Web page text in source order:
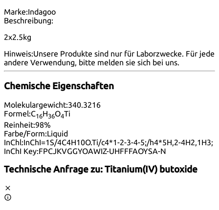
Marke:Indagoo
Beschreibung:
2x2.5kg
Hinweis:Unsere Produkte sind nur für Laborzwecke. Für jede
andere Verwendung, bitte melden sie sich bei uns.
Chemische Eigenschaften
Molekulargewicht:340.3216
Formel:C16H36O4Ti
Reinheit:98%
Farbe/Form:Liquid
InChl:InChI=1S/4C4H10O.Ti/c4*1-2-3-4-5;/h4*5H,2-4H2,1H3;
InChI Key:FPCJKVGGYOAWIZ-UHFFFAOYSA-N
Technische Anfrage zu:Titanium(IV) butoxide